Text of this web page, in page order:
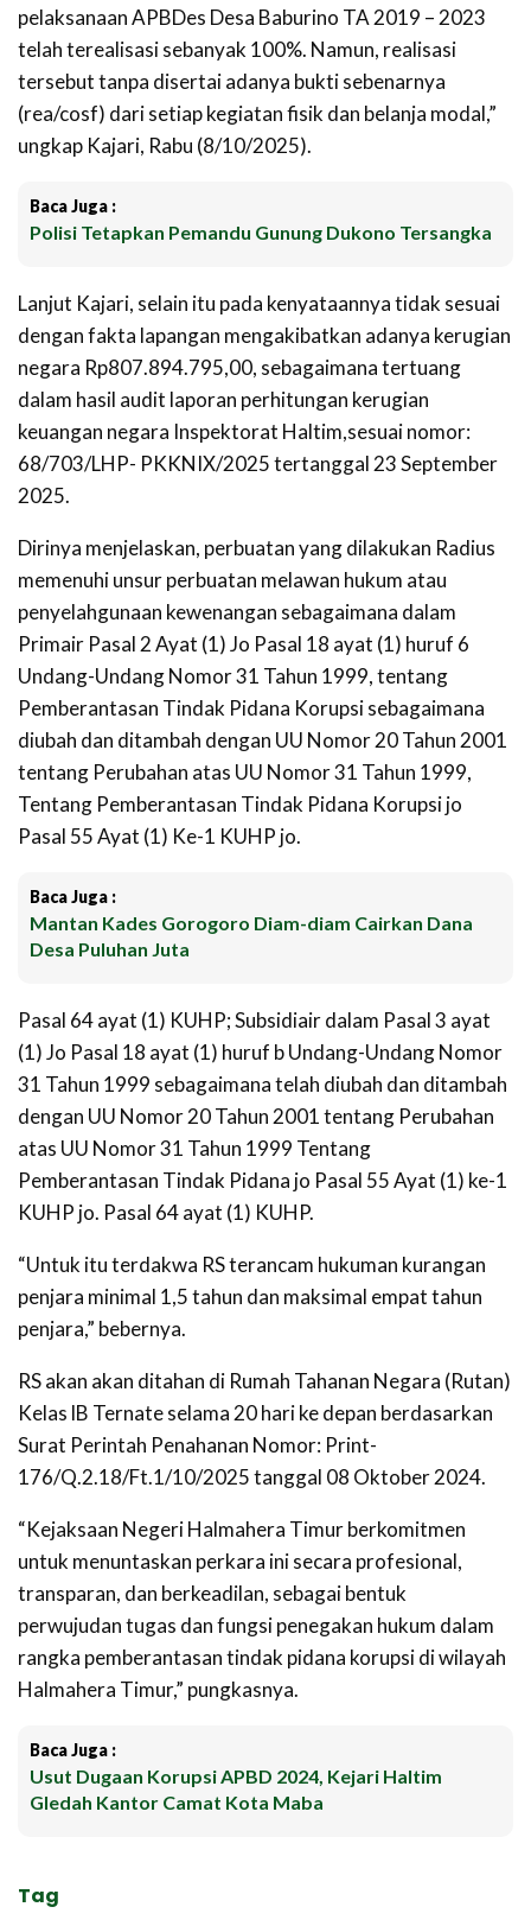
pelaksanaan APBDes Desa Baburino TA 2019 – 2023
telah terealisasi sebanyak 100%. Namun, realisasi
tersebut tanpa disertai adanya bukti sebenarnya
(rea/cosf) dari setiap kegiatan fisik dan belanja modal,”
ungkap Kajari, Rabu (8/10/2025).
Baca Juga :
Polisi Tetapkan Pemandu Gunung Dukono Tersangka
Lanjut Kajari, selain itu pada kenyataannya tidak sesuai
dengan fakta lapangan mengakibatkan adanya kerugian
negara Rp807.894.795,00, sebagaimana tertuang
dalam hasil audit laporan perhitungan kerugian
keuangan negara Inspektorat Haltim,sesuai nomor:
68/703/LHP- PKKNIX/2025 tertanggal 23 September
2025.
Dirinya menjelaskan, perbuatan yang dilakukan Radius
memenuhi unsur perbuatan melawan hukum atau
penyelahgunaan kewenangan sebagaimana dalam
Primair Pasal 2 Ayat (1) Jo Pasal 18 ayat (1) huruf 6
Undang-Undang Nomor 31 Tahun 1999, tentang
Pemberantasan Tindak Pidana Korupsi sebagaimana
diubah dan ditambah dengan UU Nomor 20 Tahun 2001
tentang Perubahan atas UU Nomor 31 Tahun 1999,
Tentang Pemberantasan Tindak Pidana Korupsi jo
Pasal 55 Ayat (1) Ke-1 KUHP jo.
Baca Juga :
Mantan Kades Gorogoro Diam-diam Cairkan Dana
Desa Puluhan Juta
Pasal 64 ayat (1) KUHP; Subsidiair dalam Pasal 3 ayat
(1) Jo Pasal 18 ayat (1) huruf b Undang-Undang Nomor
31 Tahun 1999 sebagaimana telah diubah dan ditambah
dengan UU Nomor 20 Tahun 2001 tentang Perubahan
atas UU Nomor 31 Tahun 1999 Tentang
Pemberantasan Tindak Pidana jo Pasal 55 Ayat (1) ke-1
KUHP jo. Pasal 64 ayat (1) KUHP.
“Untuk itu terdakwa RS terancam hukuman kurangan
penjara minimal 1,5 tahun dan maksimal empat tahun
penjara,” bebernya.
RS akan akan ditahan di Rumah Tahanan Negara (Rutan)
Kelas lB Ternate selama 20 hari ke depan berdasarkan
Surat Perintah Penahanan Nomor: Print-
176/Q.2.18/Ft.1/10/2025 tanggal 08 Oktober 2024.
“Kejaksaan Negeri Halmahera Timur berkomitmen
untuk menuntaskan perkara ini secara profesional,
transparan, dan berkeadilan, sebagai bentuk
perwujudan tugas dan fungsi penegakan hukum dalam
rangka pemberantasan tindak pidana korupsi di wilayah
Halmahera Timur,” pungkasnya.
Baca Juga :
Usut Dugaan Korupsi APBD 2024, Kejari Haltim
Gledah Kantor Camat Kota Maba
Tag